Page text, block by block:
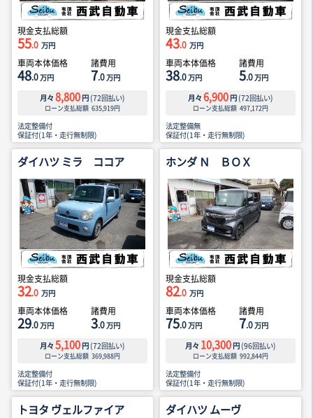
現金支払総額
55.0 万円
車両本体価格
48.0万円
諸費用
7.0万円
月々 8,800 円 (72回払い)
ローン支払総額 635,919円
法定整備付
保証付(1年・走行無制限)
現金支払総額
43.0 万円
車両本体価格
38.0万円
諸費用
5.0万円
月々 6,900 円 (72回払い)
ローン支払総額 497,172円
法定整備無
保証付(1年・走行無制限)
ダイハツ ミラ ココア
現金支払総額
32.0 万円
車両本体価格
29.0万円
諸費用
3.0万円
月々 5,100 円 (72回払い)
ローン支払総額 369,988円
法定整備付
保証付(1年・走行無制限)
ホンダ Ｎ ＢＯＸ
現金支払総額
82.0 万円
車両本体価格
75.0万円
諸費用
7.0万円
月々 10,300 円 (96回払い)
ローン支払総額 992,844円
法定整備付
保証付(1年・走行無制限)
トヨタ ヴェルファイア ダイハツ ムーヴ